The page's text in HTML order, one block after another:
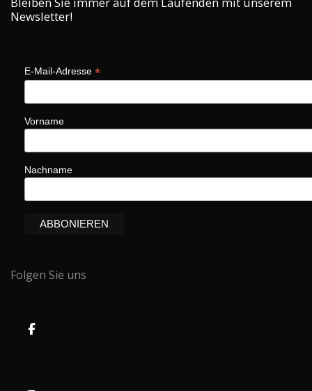
Newsletter!
E-Mail-Adresse *
Vorname
Nachname
Folgen Sie uns